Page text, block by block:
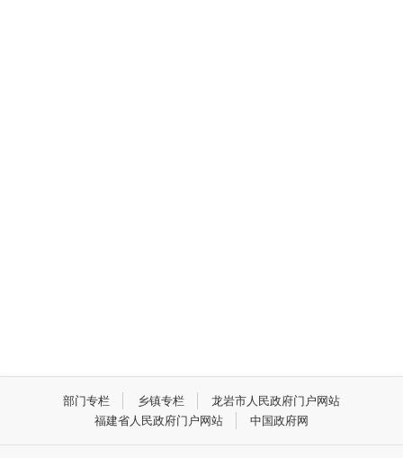
部门专栏 乡镇专栏
龙岩市人民政府门户网站
福建省人民政府门户网站
中国政府网